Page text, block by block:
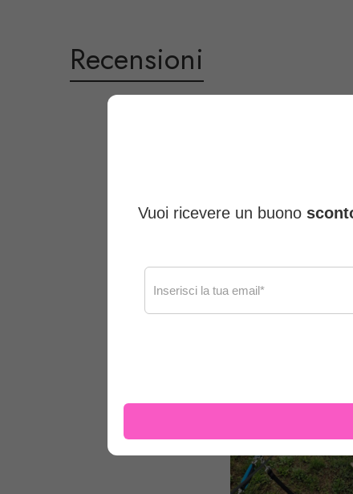
Recensioni
Recensioni
Vuoi ricevere un buono